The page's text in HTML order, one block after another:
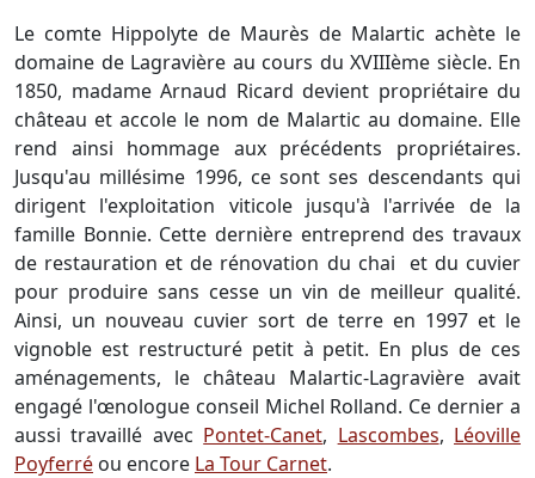
Le comte Hippolyte de Maurès de Malartic achète le
domaine de Lagravière au cours du XVIIIème siècle. En
1850, madame Arnaud Ricard devient propriétaire du
château et accole le nom de Malartic au domaine. Elle
rend ainsi hommage aux précédents propriétaires.
Jusqu'au millésime 1996, ce sont ses descendants qui
dirigent l'exploitation viticole jusqu'à l'arrivée de la
famille Bonnie. Cette dernière entreprend des travaux
de restauration et de rénovation du chai et du cuvier
pour produire sans cesse un vin de meilleur qualité.
Ainsi, un nouveau cuvier sort de terre en 1997 et le
vignoble est restructuré petit à petit. En plus de ces
aménagements, le château Malartic-Lagravière avait
engagé l'œnologue conseil Michel Rolland. Ce dernier a
aussi travaillé avec Pontet-Canet, Lascombes, Léoville
Poyferré ou encore La Tour Carnet.